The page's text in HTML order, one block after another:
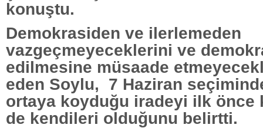
konuştu.
Demokrasiden ve ilerlemeden
vazgeçmeyeceklerini ve
edilmesine müsaade
eden Soylu, 7 Haziran
ortaya koyduğu iradeyi ilk önce
de kendileri olduğunu belirtti.